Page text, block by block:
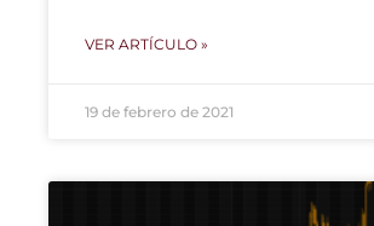
VER ARTÍCULO »
19 de febrero de 2021